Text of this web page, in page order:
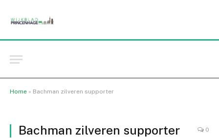
Home » Bachman zilveren supporter
Bachman zilveren supporter 0